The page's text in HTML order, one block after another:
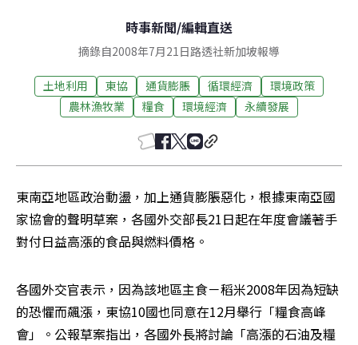
時事新聞/編輯直送
摘錄自2008年7月21日路透社新加坡報導
土地利用 東協 通貨膨脹 循環經濟
環境政策
農林漁牧業
糧食 環境經濟 永續發展
東南亞地區政治動盪，加上通貨膨脹惡化，根據東南亞國
家協會的聲明草案，各國外交部長21日起在年度會議著手
對付日益高漲的食品與燃料價格。
各國外交官表示，因為該地區主食－稻米2008年因為短缺
的恐懼而飆漲，東協10國也同意在12月舉行「糧食高峰
會」。公報草案指出，各國外長將討論「高漲的石油及糧